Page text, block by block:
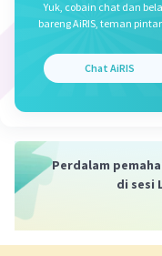
Yuk, cobain chat dan
bareng AiRIS, teman
Chat AiRIS
Perdalam
di sesi